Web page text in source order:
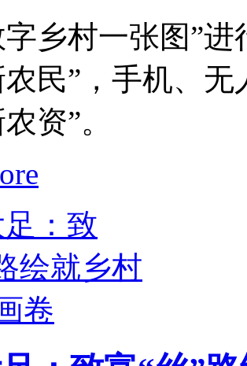
字乡村一张图”
农民”，手机、
资”。